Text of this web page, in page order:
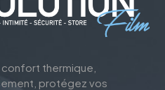
thermique,
protégez vos